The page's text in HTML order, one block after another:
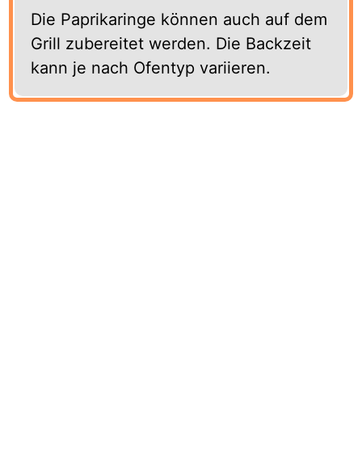
Die Paprikaringe können auch auf dem
Grill zubereitet werden. Die Backzeit
kann je nach Ofentyp variieren.